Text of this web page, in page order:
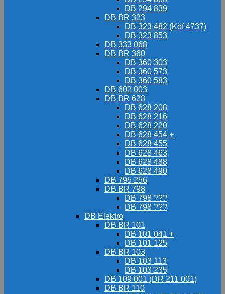
DB 294 839
DB BR 323
DB 323 482 (Köf 4737)
DB 323 853
DB 333 068
DB BR 360
DB 360 303
DB 360 573
DB 360 583
DB 602 003
DB BR 628
DB 628 208
DB 628 216
DB 628 220
DB 628 454 +
DB 628 455
DB 628 463
DB 628 488
DB 628 490
DB 795 256
DB BR 798
DB 798 ???
DB 798 ???
DB Elektro
DB BR 101
DB 101 041 +
DB 101 125
DB BR 103
DB 103 113
DB 103 235
DB 109 001 (DR 211 001)
DB BR 110